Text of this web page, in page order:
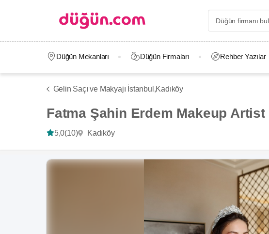
Düğün Mekanları Düğün Firmaları Rehber Yazılar
Gelin Saçı ve Makyajı İstanbul,Kadıköy
Fatma Şahin Erdem Makeup Artist
5,0(10) Kadıköy